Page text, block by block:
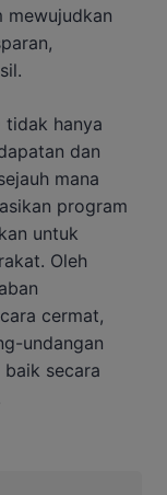
mewujudkan
tidak hanya
dan
mana
program
untuk
Oleh
cermat,
undangan
secara